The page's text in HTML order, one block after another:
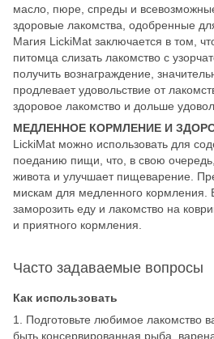
масло, пюре, спреды и
здоровые лакомства, одобренные
Магия LickiMat заключается в том,
питомца слизать лакомство с
получить вознаграждение,
продлевает удовольствие от
здоровое лакомство и дольше
МЕДЛЕННОЕ КОРМЛЕНИЕ И
LickiMat можно использовать для
поеданию пищи, что, в свою
живота и улучшает пищеварение.
мискам для медленного кормления.
заморозить еду и лакомство на
и приятного кормления.
Часто задаваемые вопросы
Как использовать
1. Подготовьте любимое лакомство
быть консервированная рыба,